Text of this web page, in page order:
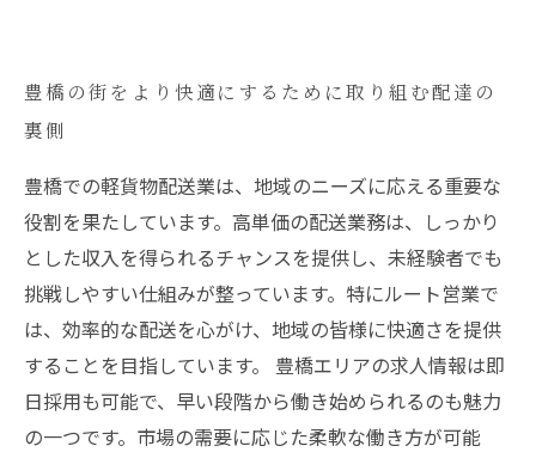
豊橋の街をより快適にするために取り組む配達の
裏側
豊橋での軽貨物配送業は、地域のニーズに応える重要な
役割を果たしています。高単価の配送業務は、しっかり
とした収入を得られるチャンスを提供し、未経験者でも
挑戦しやすい仕組みが整っています。特にルート営業で
は、効率的な配送を心がけ、地域の皆様に快適さを提供
することを目指しています。 豊橋エリアの求人情報は即
日採用も可能で、早い段階から働き始められるのも魅力
の一つです。市場の需要に応じた柔軟な働き方が可能